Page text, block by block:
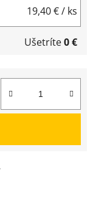
19,40 €/ ks
Ušetríte0 €